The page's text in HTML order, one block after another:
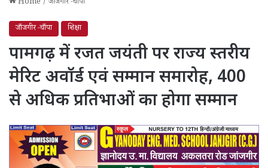
जाँजगीर -चाँपा शिक्षा
पामगढ़ में रजत जयंती पर राज्य स्तरीय
मेरिट अवॉर्ड एवं सम्मान समारोह, 400
से अधिक प्रतिभाओं का होगा सम्मान